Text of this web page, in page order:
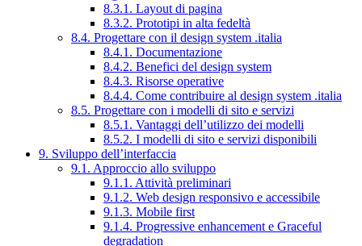
8.3.1. Layout di pagina
8.3.2. Prototipi in alta fedeltà
8.4. Progettare con il design system .italia
8.4.1. Documentazione
8.4.2. Benefici del design system
8.4.3. Risorse operative
8.4.4. Come contribuire al design system .italia
8.5. Progettare con i modelli di sito e servizi
8.5.1. Vantaggi dell’utilizzo dei modelli
8.5.2. I modelli di sito e servizi disponibili
9. Sviluppo dell’interfaccia
9.1. Approccio allo sviluppo
9.1.1. Attività preliminari
9.1.2. Web design responsivo e accessibile
9.1.3. Mobile first
9.1.4. Progressive enhancement e Graceful
degradation